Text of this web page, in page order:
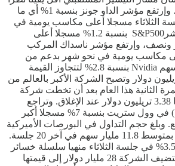
لقوة الإقتصاد الأميركي. وإرتفع مؤشر الداو جونز بنسبة 1% أي ما
في جلسة الثلاثاء مسجلا أعلى مكاسب يومية في
نحو شهر. كما إرتفع مؤشرS&P500 بنسبة 1.2% مسجلا أعلى
وإرتفع مؤشر ناسداك المركب
أعلى مكاسب يومية في نحو شهر بدعم من
أسهم Nvidia إذ إرتفع سهم Nvidia بنسبة 2.8% لتتجاوز القيمة
للشركة 3.4 تريليون دولار وتصبح الشركة الأكبر بالعالم من
الثانية هذا العام بعد أن تخطت شركة
Apple التي بلغت قيمتها 3.38 تريليون دولار عند الإغلاق. وتراجع
مؤشر التقلبات (الخوف) في وول ستريت بنسبة 7% مسجلا أكبر
في 7 أسابيع. وبلغ حجم التداول في البورصات الأميركية
12.6 مليار سهم مقارنة بمتوسط 11.8 مليار سهم في آخر 20 جلسة.
وقفز سهم Teslaبنسبة 3.5% في جلسة الثلاثاء منهيا سلسلة خسائر
من 6 جلسات متتالية، لتضيف الشركة 28 مليار دولار إلى قيمتها